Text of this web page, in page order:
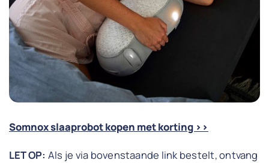
Somnox slaaprobot kopen met korting >>
LET OP: Als je via bovenstaande link bestelt, ontvang